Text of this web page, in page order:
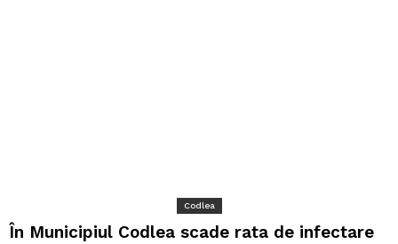
Codlea
În Municipiul Codlea scade rata de infectare